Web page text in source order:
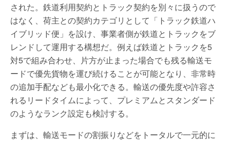
された。鉄道利用契約とトラック契約を別々に扱うので
はなく、荷主との契約カテゴリとして「トラック鉄道ハ
イブリッド便」を設け、事業者側が鉄道とトラックをブ
レンドして運用する構想だ。例えば鉄道とトラックを5
対5で組み合わせ、片方が止まった場合でも残る輸送モ
ードで優先貨物を運び続けることが可能となり、非常時
の追加手配なども最小化できる。輸送の優先度や許容さ
れるリードタイムによって、プレミアムとスタンダード
のようなランク設定も検討する。
まずは、輸送モードの割振りなどをトータルで一元的に